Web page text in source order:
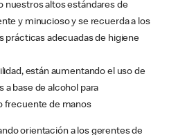
nuestros altos estándares de
y minucioso y se recuerda a los
prácticas adecuadas de higiene
están aumentando el uso de
base de alcohol para
frecuente de manos
orientación a los gerentes de